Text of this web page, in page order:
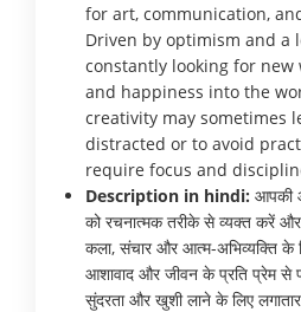
for art, communication,
Driven by optimism and a
constantly looking for
and happiness into the
creativity may sometimes
distracted or to avoid
require focus and
Description in hindi: आपकी
को रचनात्मक तरीके से व्यक्त करें
कला, संचार और आत्म-अभिव्यक्ति के
आशावाद और जीवन के प्रति प्रेम से
सुंदरता और खुशी लाने के लिए